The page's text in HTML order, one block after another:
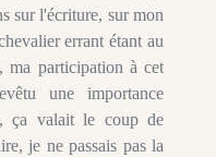
sur l'écriture, sur mon
errant étant au
ma participation à cet
une importance
ça valait le coup de
je ne passais pas la